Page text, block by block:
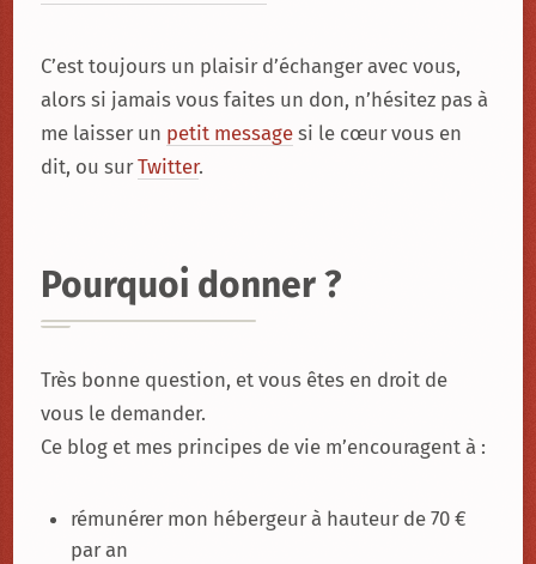
C’est toujours un plaisir d’échanger avec vous,
alors si jamais vous faites un don, n’hésitez pas à
me laisser un petit message si le cœur vous en
dit, ou surTwitter.
Pourquoi donner ?
Très bonne question, et vous êtes en droit de
vous le demander.
Ce blog et mes principes de vie m’encouragent à :
rémunérer mon hébergeur à hauteur de 70 €
par an